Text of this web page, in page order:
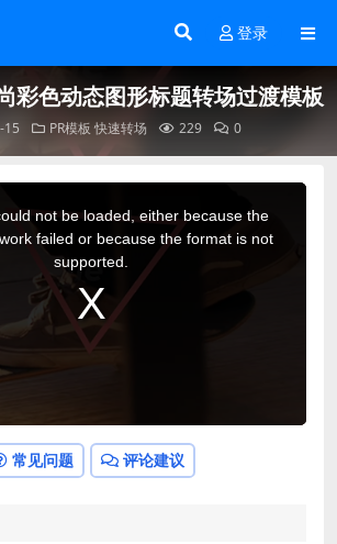
登录
彩色动态图形标题转场过渡模板
15 PR模板 快速转场 229 0
not be loaded, either because the
failed or because the format is not
supported.
常见问题 评论建议